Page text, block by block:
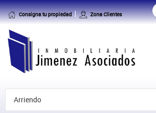
Consigna tu propiedad Zona Clientes